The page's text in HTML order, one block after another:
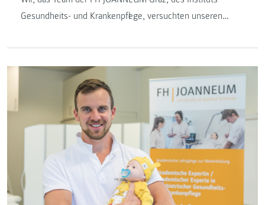
Gesundheits- und Krankenpflege, versuchten unseren
ihr schon vorhandenes Wissen betreffend Einflussfaktoren
auf die persönliche Gesundheit bei einem spannenden Quiz
und bei einer kindgerechten Reanimationsübung einbringen
beziehungsweise erweitern. Eine aufregende Rollstuhlrally
und erschreckend echte Wundimitationen am eigenen
Körper inklusive passender Wundversorgung rundeten das
Programm ab.